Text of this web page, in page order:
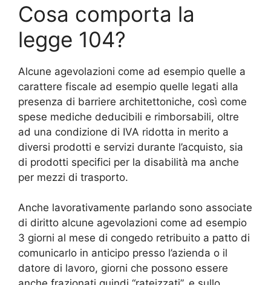
Cosa comporta la
legge 104?
Alcune agevolazioni come ad esempio quelle a
carattere fiscale ad esempio quelle legati alla
presenza di barriere architettoniche, così come
spese mediche deducibili e rimborsabili, oltre
ad una condizione di IVA ridotta in merito a
diversi prodotti e servizi durante l’acquisto, sia
di prodotti specifici per la disabilità ma anche
per mezzi di trasporto.
Anche lavorativamente parlando sono associate
di diritto alcune agevolazioni come ad esempio
3 giorni al mese di congedo retribuito a patto di
comunicarlo in anticipo presso l’azienda o il
datore di lavoro, giorni che possono essere